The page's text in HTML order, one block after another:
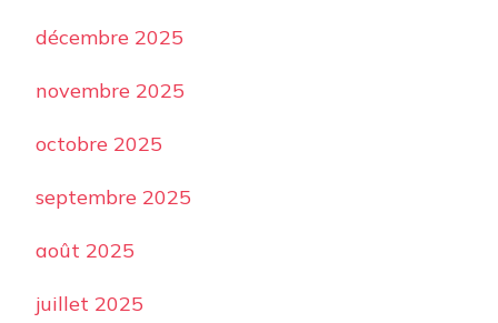
décembre 2025
novembre 2025
octobre 2025
septembre 2025
août 2025
juillet 2025